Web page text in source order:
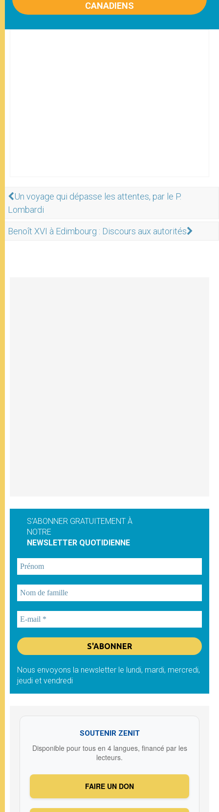
CANADIENS
Un voyage qui dépasse les attentes, par le P.
Lombardi
Benoît XVI à Edimbourg : Discours aux autorités
S'ABONNER GRATUITEMENT À
NOTRE
NEWSLETTER QUOTIDIENNE
Nous envoyons la newsletter le lundi, mardi, mercredi,
jeudi et vendredi
SOUTENIR ZENIT
Disponible pour tous en 4 langues, financé par les
lecteurs.
FAIRE UN DON